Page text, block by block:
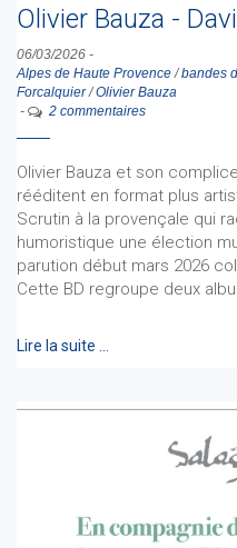
Olivier Bauza -
06/03/2026 -
Alpes de Haute Provence/bandes
Forcalquier/Olivier Bauza
-
2 commentaires
Olivier Bauza et son
rééditent en format plus
Scrutin à la provençale qui
humoristique une élection
parution début mars 2026
Cette BD regroupe deux
Lire la suite …